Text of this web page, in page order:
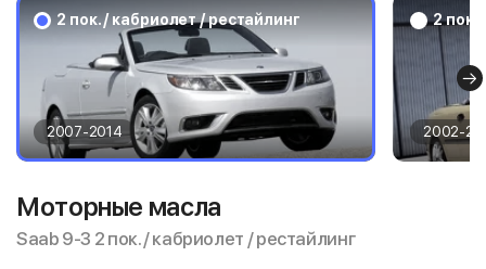
2 пок. / кабриолет / рестайлинг
2007-2014
2 пок.
2002-
Моторные масла
Saab 9-3 2 пок. / кабриолет / рестайлинг